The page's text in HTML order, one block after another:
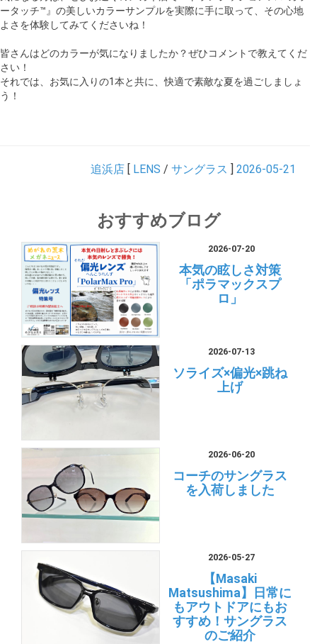
ータッチ™』の美しいカラーサンプルを実際に手に取って、その心地
よさを体験してみてくださいね！
皆さんはどのカラーが気になりましたか？ぜひコメントで教えてくだ
さい！
それでは、お気に入りの1本と共に、快適で素敵な夏を過ごしましょ
う！
追浜店 LENS / サングラス 2026-05-21
おすすめブログ
2026-07-20
本気の眩しさ対策
「ポラマックスプ
ロ」
2026-07-13
ソライズ×偏光×跳ね
上げ
2026-06-20
コーチのサングラス
を入荷しました
2026-05-27
【Masaki
Matsushima】日常に
もアウトドアにもお
すすめ！サングラス
のご紹介